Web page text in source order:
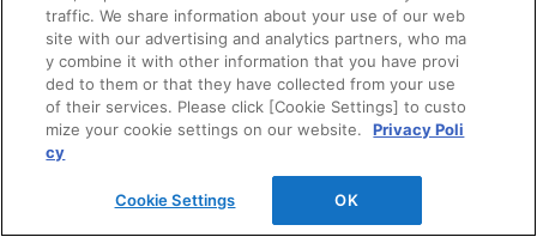
ログイン
建築・設計関係者様向けサイト
ユーザー登録サービス
WEB見積システム
traffic. We share information about your use of our web
site with our advertising and analytics partners, who ma
y combine it with other information that you have provi
ded to them or that they have collected from your use
of their services. Please click [Cookie Settings] to custo
mize your cookie settings on our website.
Privacy Poli
cy
Cookie Settings OK